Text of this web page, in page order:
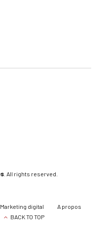
. All rights reserved.
digital
A propos
BACK TO TOP